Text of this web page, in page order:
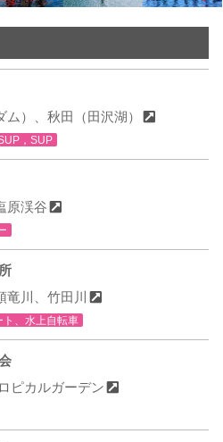
）、秋田（田沢湖）
，SUP
原渓谷
竜川、竹田川
ト、水上自転車
ピカルガーデン